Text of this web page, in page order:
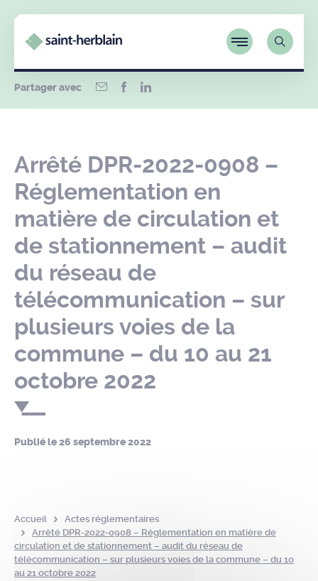
Partager avec
Arrêté DPR-2022-0908 –
Réglementation en
matière de circulation et
de stationnement – audit
du réseau de
télécommunication – sur
plusieurs voies de la
commune – du 10 au 21
octobre 2022
Publié le26 septembre 2022
Accueil
Actes réglementaires
Arrêté DPR-2022-0908 – Réglementation en matière de
circulation et de stationnement – audit du réseau de
télécommunication – sur plusieurs voies de la commune – du 10
au 21 octobre 2022